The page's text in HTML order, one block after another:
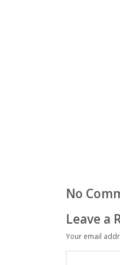
No
Leave a
Your email